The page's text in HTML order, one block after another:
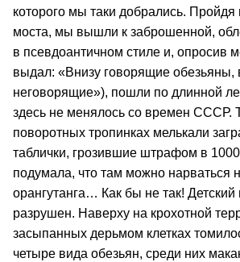
которого мы таки добрались. Пройдя
моста, мы вышли к заброшенной,
в псевдоантичном стиле и, опросив
выдал: «Внизу говорящие обезьяны,
неговорящие»), пошли по длинной
здесь не менялось со времен СССР.
поворотных тропинках мелькали
таблички, грозившие штрафом в
подумала, что там можно нарваться
орангутанга… Как бы не так!
разрушен. Наверху на крохотной
засыпанных дерьмом клетках
четыре вида обезьян, среди них